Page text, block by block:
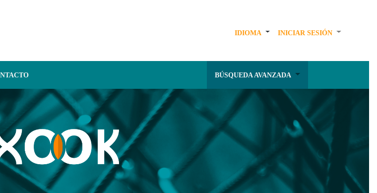
IDIOMA INICIAR SESIÓN
BÚSQUEDA AVANZADA